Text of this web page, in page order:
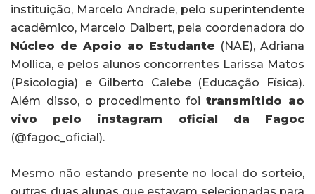
instituição, Marcelo Andrade, pelo superintendente
acadêmico, Marcelo Daibert, pela coordenadora do
Núcleo de Apoio ao Estudante (NAE), Adriana
Mollica, e pelos alunos concorrentes Larissa Matos
(Psicologia) e Gilberto Calebe (Educação Física).
Além disso, o procedimento foitransmitido ao
vivo pelo instagram oficial da Fagoc
(@fagoc_oficial).
Mesmo não estando presente no local do sorteio,